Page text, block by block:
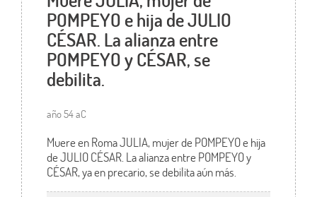
POMPEYO e hija de JULIO
CÉSAR. La alianza entre
POMPEYO y CÉSAR, se
debilita.
año 54 aC
Muere en Roma JULIA, mujer de POMPEYO e hija
de JULIO CÉSAR. La alianza entre POMPEYO y
CÉSAR, ya en precario, se debilita aún más.